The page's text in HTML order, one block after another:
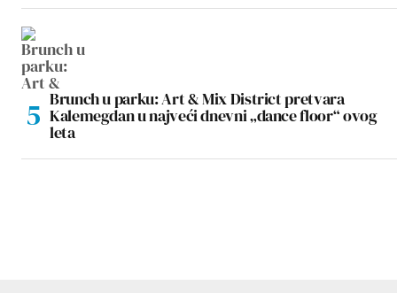
Brunch u parku: Art & Mix District pretvara
Kalemegdan u najveći dnevni „dance floor“ ovog
leta